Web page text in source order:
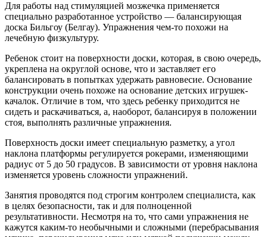
Для работы над стимуляцией мозжечка применяется
специально разработанное устройство — балансирующая
доска Бильгоу (Белгау). Упражнения чем-то похожи на
лечебную физкультуру.
Ребенок стоит на поверхности доски, которая, в свою очередь,
укреплена на округлой основе, что и заставляет его
балансировать в попытках удержать равновесие. Основание
конструкции очень похоже на основание детских игрушек-
качалок. Отличие в том, что здесь ребенку приходится не
сидеть и раскачиваться, а, наоборот, балансируя в положении
стоя, выполнять различные упражнения.
Поверхность доски имеет специальную разметку, а угол
наклона платформы регулируется рокерами, изменяющими
радиус от 5 до 50 градусов. В зависимости от уровня наклона
изменяется уровень сложности упражнений.
Занятия проводятся под строгим контролем специалиста, как
в целях безопасности, так и для полноценной
результативности. Несмотря на то, что сами упражнения не
кажутся каким-то необычными и сложными (перебрасывания